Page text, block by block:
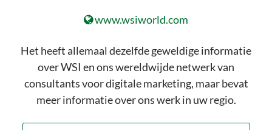
strategie. Je wilt ook niet proberen
zetten. hetzelfde geldt voor digital
marketing. Als je resultaat van je
digitale activiteiten wilt zien, moet
je verder denken dan je video’s.
BEKIJK ONZE VOLLEDIGE SET
www.wsiworld.com
Het heeft allemaal dezelfde geweldige informatie
over WSI en ons wereldwijde netwerk van
consultants voor digitale marketing, maar bevat
meer informatie over ons werk in uw regio.